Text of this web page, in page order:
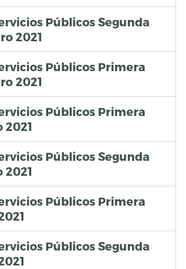
Públicos Segunda
2021
Públicos Primera
2021
Públicos Primera
2021
Públicos Segunda
2021
Públicos Primera
Públicos Segunda